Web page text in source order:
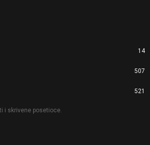
14
507
521
i skrivene posetioce.